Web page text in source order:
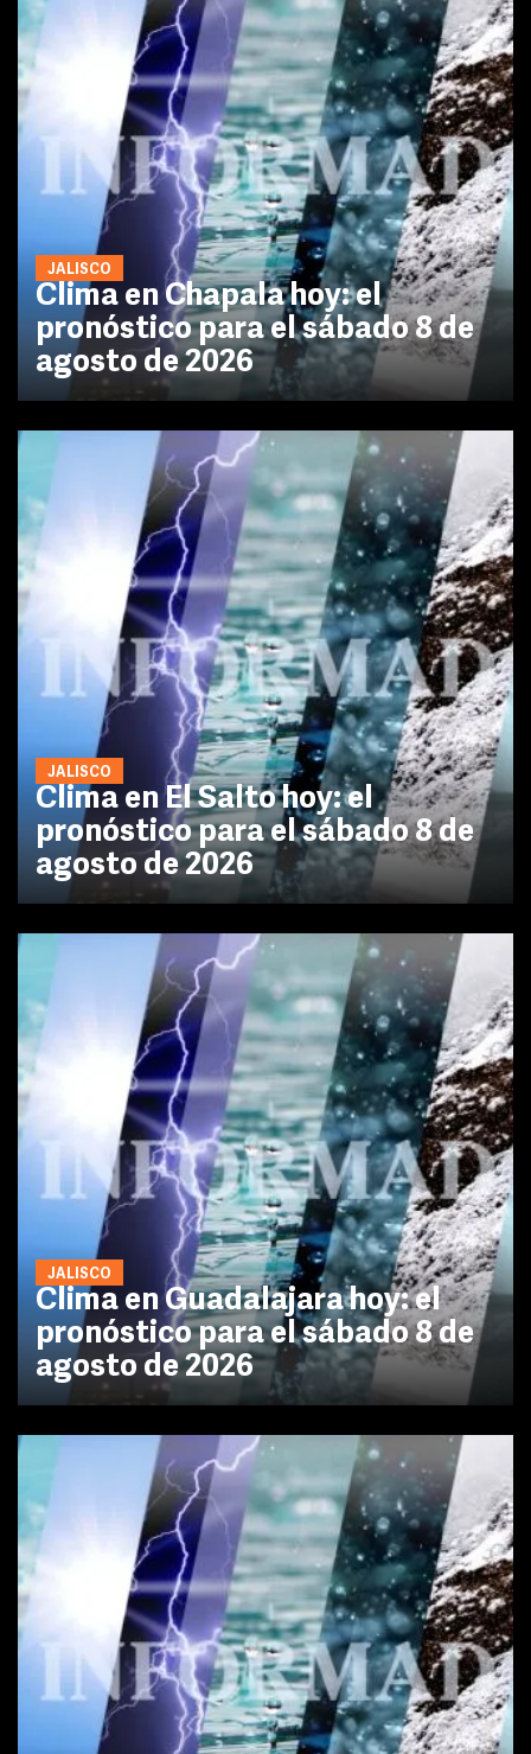
JALISCO
Clima en Chapala hoy: el
pronóstico para el sábado 8 de
agosto de 2026
JALISCO
Clima en El Salto hoy: el
pronóstico para el sábado 8 de
agosto de 2026
JALISCO
Clima en Guadalajara hoy: el
pronóstico para el sábado 8 de
agosto de 2026